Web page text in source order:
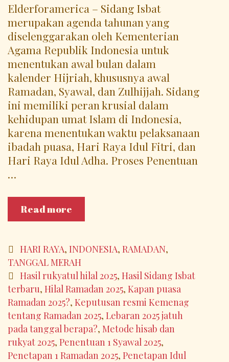
Elderforamerica – Sidang Isbat
merupakan agenda tahunan yang
diselenggarakan oleh Kementerian
Agama Republik Indonesia untuk
menentukan awal bulan dalam
kalender Hijriah, khususnya awal
Ramadan, Syawal, dan Zulhijjah. Sidang
ini memiliki peran krusial dalam
kehidupan umat Islam di Indonesia,
karena menentukan waktu pelaksanaan
ibadah puasa, Hari Raya Idul Fitri, dan
Hari Raya Idul Adha. Proses Penentuan
…
Read more
Isbat
Proses,
Penetapan,
dan
Tantangan
dalam
Menentukan
Awal
Bulan
Hijriah
Categories
HARI RAYA, INDONESIA, RAMADAN,
TANGGAL MERAH
Tags
Hasil rukyatul hilal 2025, Hasil Sidang Isbat
terbaru, Hilal Ramadan 2025, Kapan puasa
Ramadan 2025?, Keputusan resmi Kemenag
tentang Ramadan 2025, Lebaran 2025 jatuh
pada tanggal berapa?, Metode hisab dan
rukyat 2025, Penentuan 1 Syawal 2025,
Penetapan 1 Ramadan 2025, Penetapan Idul